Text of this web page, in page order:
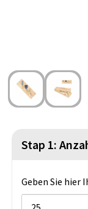
Seesäcke
Partyprodukte
Lebensmittel
Stap 1:
Geben Sie hier